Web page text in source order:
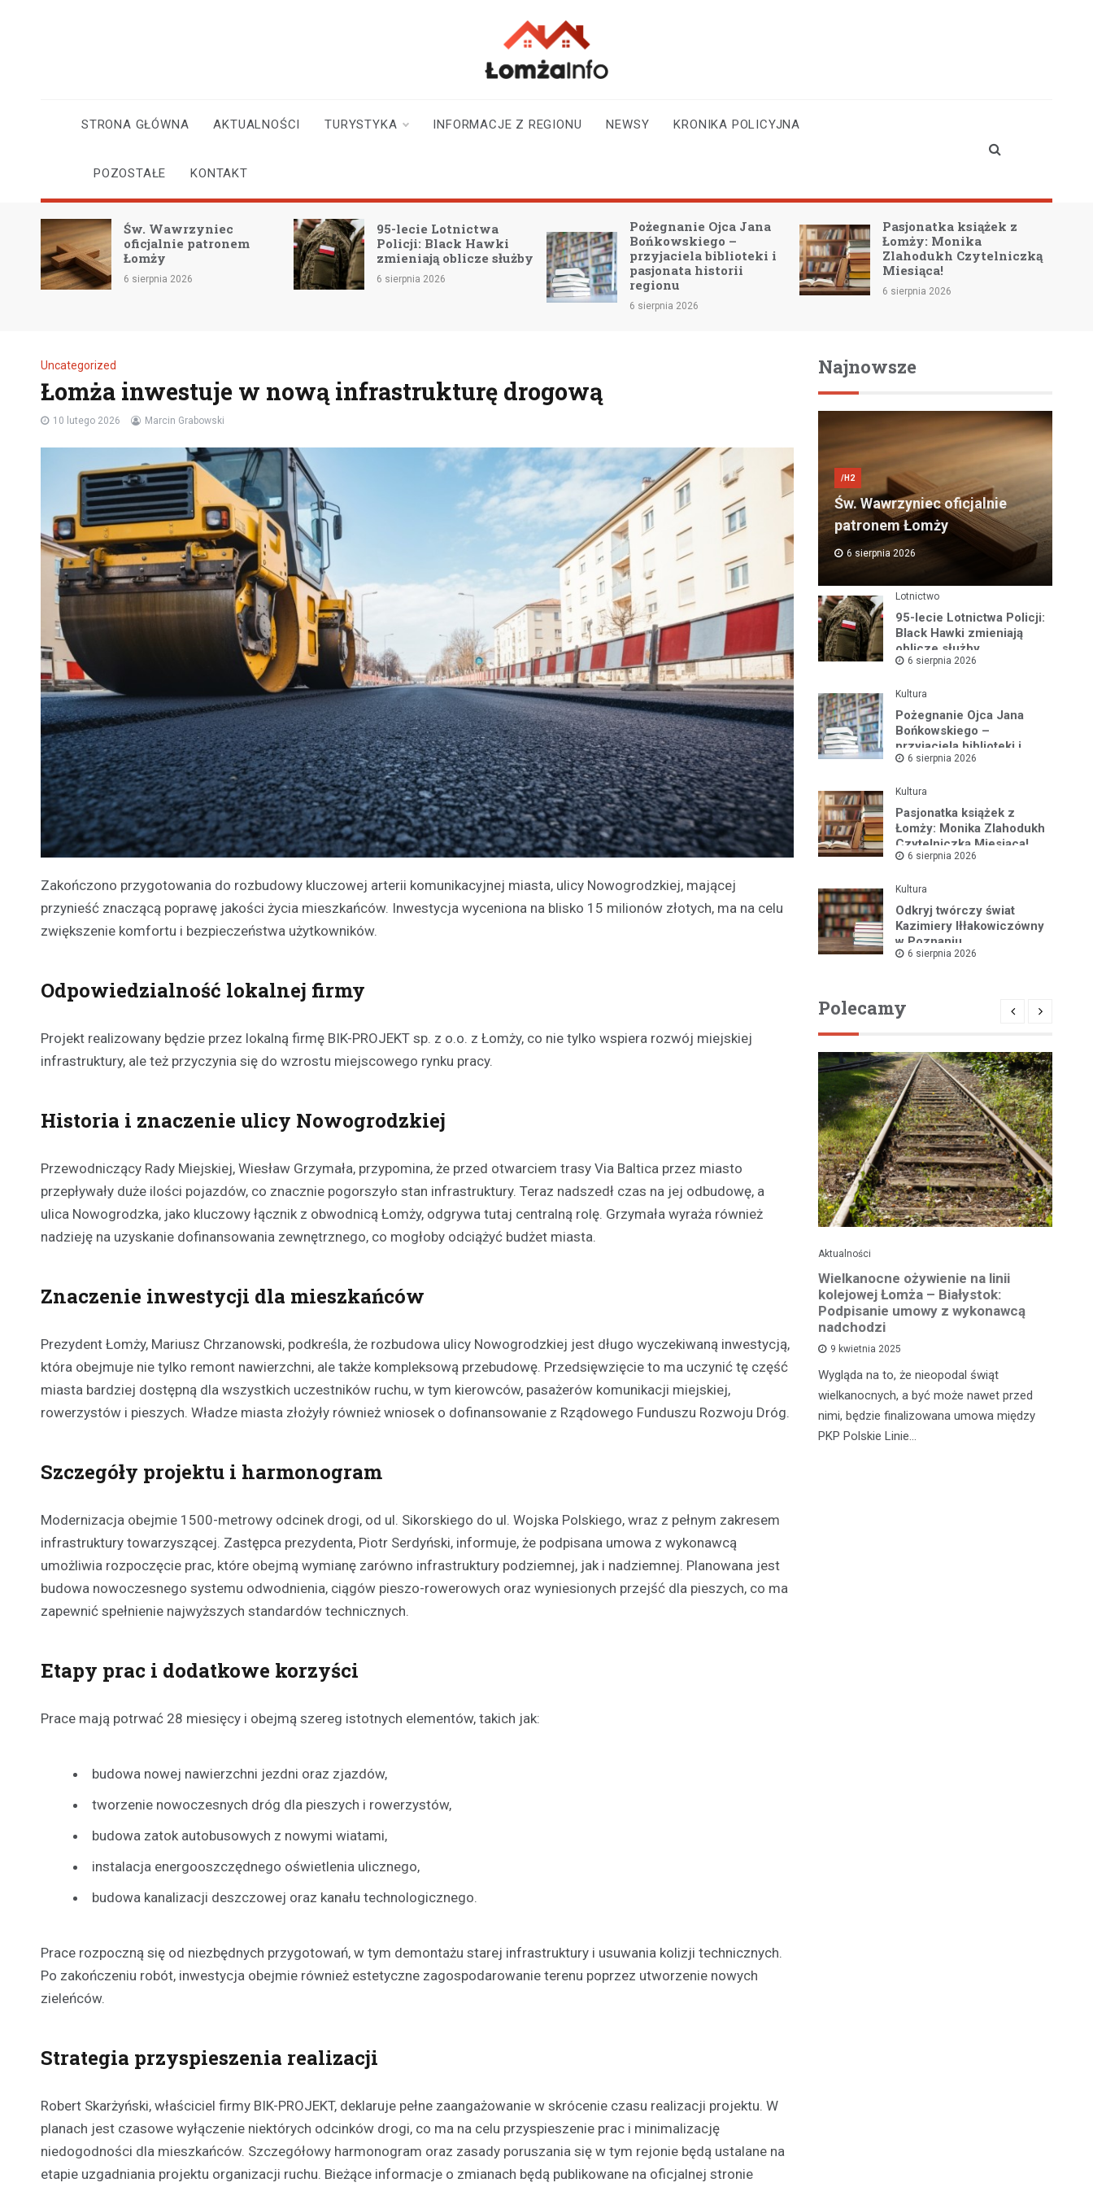
i okolicy
STRONA GŁÓWNA AKTUALNOŚCI TURYSTYKA INFORMACJE Z REGIONU NEWSY KRONIKA POLICYJNA
POZOSTAŁE KONTAKT
Św. Wawrzyniec
oficjalnie patronem
Łomży
6 sierpnia 2026
95-lecie Lotnictwa
Policji: Black Hawki
zmieniają oblicze służby
6 sierpnia 2026
Pożegnanie Ojca Jana
Bońkowskiego –
przyjaciela biblioteki i
pasjonata historii
regionu
6 sierpnia 2026
Pasjonatka książek z
Łomży: Monika
Zlahodukh Czytelniczką
Miesiąca!
6 sierpnia 2026
Uncategorized
Łomża inwestuje w nową infrastrukturę drogową
10 lutego 2026 Marcin Grabowski
Zakończono przygotowania do rozbudowy kluczowej arterii komunikacyjnej miasta, ulicy Nowogrodzkiej, mającej
przynieść znaczącą poprawę jakości życia mieszkańców. Inwestycja wyceniona na blisko 15 milionów złotych, ma na celu
zwiększenie komfortu i bezpieczeństwa użytkowników.
Odpowiedzialność lokalnej firmy
Projekt realizowany będzie przez lokalną firmę BIK-PROJEKT sp. z o.o. z Łomży, co nie tylko wspiera rozwój miejskiej
infrastruktury, ale też przyczynia się do wzrostu miejscowego rynku pracy.
Historia i znaczenie ulicy Nowogrodzkiej
Przewodniczący Rady Miejskiej, Wiesław Grzymała, przypomina, że przed otwarciem trasy Via Baltica przez miasto
przepływały duże ilości pojazdów, co znacznie pogorszyło stan infrastruktury. Teraz nadszedł czas na jej odbudowę, a
ulica Nowogrodzka, jako kluczowy łącznik z obwodnicą Łomży, odgrywa tutaj centralną rolę. Grzymała wyraża również
nadzieję na uzyskanie dofinansowania zewnętrznego, co mogłoby odciążyć budżet miasta.
Znaczenie inwestycji dla mieszkańców
Prezydent Łomży, Mariusz Chrzanowski, podkreśla, że rozbudowa ulicy Nowogrodzkiej jest długo wyczekiwaną inwestycją,
która obejmuje nie tylko remont nawierzchni, ale także kompleksową przebudowę. Przedsięwzięcie to ma uczynić tę część
miasta bardziej dostępną dla wszystkich uczestników ruchu, w tym kierowców, pasażerów komunikacji miejskiej,
rowerzystów i pieszych. Władze miasta złożyły również wniosek o dofinansowanie z Rządowego Funduszu Rozwoju Dróg.
Szczegóły projektu i harmonogram
Modernizacja obejmie 1500-metrowy odcinek drogi, od ul. Sikorskiego do ul. Wojska Polskiego, wraz z pełnym zakresem
infrastruktury towarzyszącej. Zastępca prezydenta, Piotr Serdyński, informuje, że podpisana umowa z wykonawcą
umożliwia rozpoczęcie prac, które obejmą wymianę zarówno infrastruktury podziemnej, jak i nadziemnej. Planowana jest
budowa nowoczesnego systemu odwodnienia, ciągów pieszo-rowerowych oraz wyniesionych przejść dla pieszych, co ma
zapewnić spełnienie najwyższych standardów technicznych.
Etapy prac i dodatkowe korzyści
Prace mają potrwać 28 miesięcy i obejmą szereg istotnych elementów, takich jak:
budowa nowej nawierzchni jezdni oraz zjazdów,
tworzenie nowoczesnych dróg dla pieszych i rowerzystów,
budowa zatok autobusowych z nowymi wiatami,
instalacja energooszczędnego oświetlenia ulicznego,
budowa kanalizacji deszczowej oraz kanału technologicznego.
Prace rozpoczną się od niezbędnych przygotowań, w tym demontażu starej infrastruktury i usuwania kolizji technicznych.
Po zakończeniu robót, inwestycja obejmie również estetyczne zagospodarowanie terenu poprzez utworzenie nowych
zieleńców.
Strategia przyspieszenia realizacji
Robert Skarżyński, właściciel firmy BIK-PROJEKT, deklaruje pełne zaangażowanie w skrócenie czasu realizacji projektu. W
planach jest czasowe wyłączenie niektórych odcinków drogi, co ma na celu przyspieszenie prac i minimalizację
niedogodności dla mieszkańców. Szczegółowy harmonogram oraz zasady poruszania się w tym rejonie będą ustalane na
etapie uzgadniania projektu organizacji ruchu. Bieżące informacje o zmianach będą publikowane na oficjalnej stronie
Najnowsze
/H2
Św. Wawrzyniec oficjalnie
patronem Łomży
6 sierpnia 2026
Lotnictwo
95-lecie Lotnictwa Policji:
Black Hawki zmieniają
oblicze służby
6 sierpnia 2026
Kultura
Pożegnanie Ojca Jana
Bońkowskiego –
przyjaciela biblioteki i
pasjonata historii regionu
6 sierpnia 2026
Kultura
Pasjonatka książek z
Łomży: Monika Zlahodukh
Czytelniczką Miesiąca!
6 sierpnia 2026
Kultura
Odkryj twórczy świat
Kazimiery Iłłakowiczówny
w Poznaniu
6 sierpnia 2026
Polecamy
19 lutego 2025
Niska temperatura, która panuje za oknem,
to nie tylko dyskomfort, ale także realne
niebezpieczeństwo dla tych, którzy nie mają
Aktualności
Wielkanocne ożywienie na linii
kolejowej Łomża – Białystok:
Podpisanie umowy z wykonawcą
nadchodzi
9 kwietnia 2025
Wygląda na to, że nieopodal świąt
wielkanocnych, a być może nawet przed
nimi, będzie finalizowana umowa między
PKP Polskie Linie…